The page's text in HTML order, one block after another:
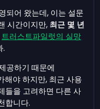
되어 왔는데, 이는 설문
시간이지만, 최근 몇 년
트러스트파일럿의 실망
.
공하기 때문에
야 하지만, 최근 사용
들을 고려하면 다른 사
합니다.